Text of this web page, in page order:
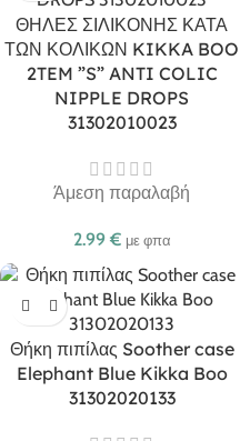
ΘΗΛΕΣ ΣΙΛΙΚΟΝΗΣ ΚΑΤΑ
ΤΩΝ ΚΟΛΙΚΩΝ KIKKA BOO
2TEM ”S” ANTI COLIC
NIPPLE DROPS
31302010023
Άμεση παραλαβή
2.99 € με φπα
Θήκη πιπίλας Soother case
Elephant Blue Kikka Boo
31302020133